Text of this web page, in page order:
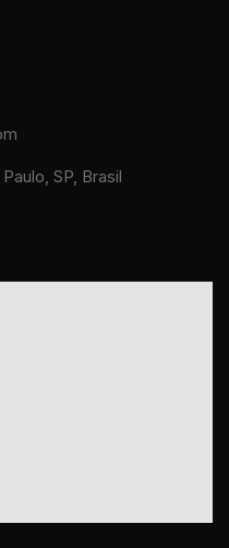
SP, Brasil